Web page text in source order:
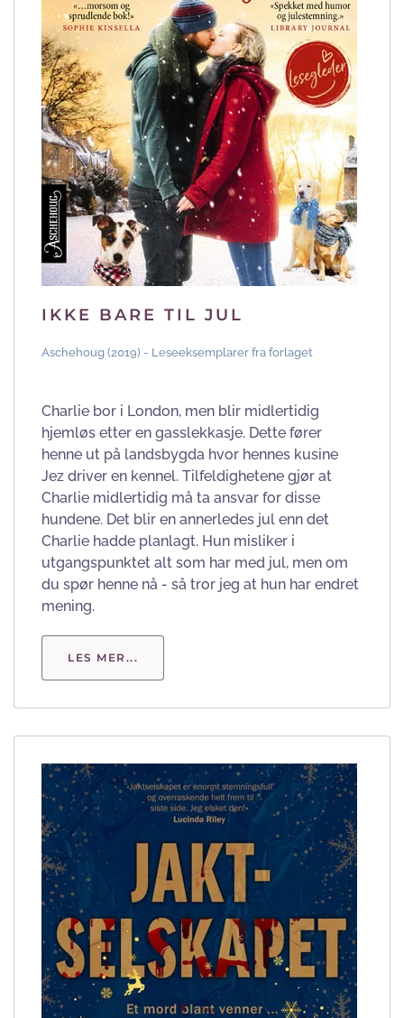
IKKE BARE TIL JUL
Aschehoug (2019) - Leseeksemplarer fra forlaget
Charlie bor i London, men blir midlertidig
hjemløs etter en gasslekkasje. Dette fører
henne ut på landsbygda hvor hennes kusine
Jez driver en kennel. Tilfeldighetene gjør at
Charlie midlertidig må ta ansvar for disse
hundene. Det blir en annerledes jul enn det
Charlie hadde planlagt. Hun misliker i
utgangspunktet alt som har med jul, men om
du spør henne nå - så tror jeg at hun har endret
mening.
LES MER...